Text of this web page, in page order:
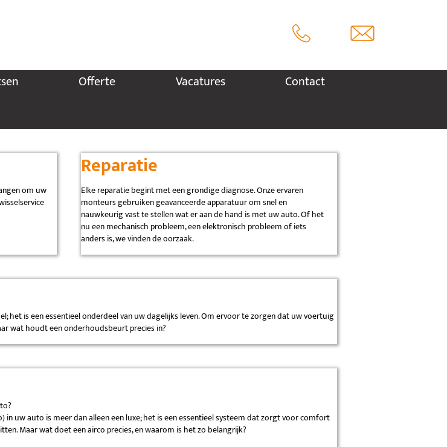
Offerte Vacatures Contact
om uw
Reparatie
Elke reparatie begint met een grondige diagnose. Onze ervaren
monteurs gebruiken geavanceerde apparatuur om snel en
nauwkeurig vast te stellen wat er aan de hand is met uw auto. Of het
nu een mechanisch probleem, een elektronisch probleem of iets
anders is, we vinden de oorzaak.
het is een essentieel onderdeel van uw dagelijks leven. Om ervoor te zorgen dat uw voertuig
wat houdt een onderhoudsbeurt precies in?
in uw auto is meer dan alleen een luxe; het is een essentieel systeem dat zorgt voor comfort
Maar wat doet een airco precies, en waarom is het zo belangrijk?